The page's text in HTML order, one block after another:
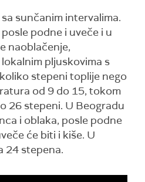
sunčanim intervalima.
podne i uveče i u
naoblačenje,
pljuskovima s
stepeni toplije nego
od 9 do 15, tokom
26 stepeni. U Beogradu
i oblaka, posle podne
će biti i kiše. U
24 stepena.